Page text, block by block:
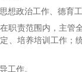
想政治工作、德育
职责范围内，主
、培养培训工作；
工作。